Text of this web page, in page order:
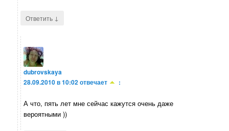
Ответить ↓
dubrovskaya
28.09.2010 в 10:02отвечает :
А что, пять лет мне сейчас кажутся очень даже
вероятными ))